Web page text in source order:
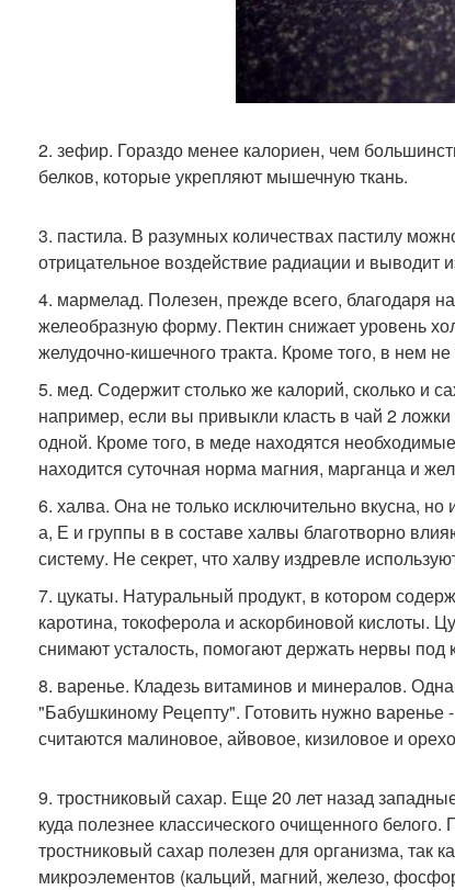
2. зефир. Гораздо менее калориен, чем
белков, которые укрепляют мышечную ткань.
3. пастила. В разумных количествах пастилу
отрицательное воздействие радиации и выводит
4. мармелад. Полезен, прежде всего, благодаря
желеобразную форму. Пектин снижает уровень
желудочно-кишечного тракта. Кроме того, в нем
5. мед. Содержит столько же калорий, сколько и
например, если вы привыкли класть в чай 2
одной. Кроме того, в меде находятся
находится суточная норма магния, марганца и
6. халва. Она не только исключительно вкусна,
а, Е и группы в в составе халвы благотворно
систему. Не секрет, что халву издревле
7. цукаты. Натуральный продукт, в котором
каротина, токоферола и аскорбиновой кислоты.
снимают усталость, помогают держать нервы
8. варенье. Кладезь витаминов и минералов.
"Бабушкиному Рецепту". Готовить нужно
считаются малиновое, айвовое, кизиловое и
9. тростниковый сахар. Еще 20 лет назад
куда полезнее классического очищенного
тростниковый сахар полезен для организма, так
микроэлементов (кальций, магний, железо,